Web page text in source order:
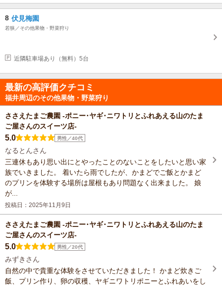
8 伏見梅園
若狭／その他果物・野菜狩り
近隣駐車場あり（無料）5台
最新の高評価クチコミ
福井周辺のその他果物・野菜狩り
ささえたまご農園 -ポニー･ヤギ･ニワトリとふれあえる山のたま
ご屋さんのスイーツ店-
5.0 男性／40代
なるとんさん
三連休もあり思い出にとやったことのないことをしたいと思い家
族でいきました。 着いたら雨でしたが、かまどでご飯とかまど
のプリンを体験する場所は屋根もあり問題なく出来ました。 娘
が...
投稿日：2025年11月9日
ささえたまご農園 -ポニー･ヤギ･ニワトリとふれあえる山のたま
ご屋さんのスイーツ店-
5.0 男性／20代
みずきさん
自然の中で貴重な体験をさせていただきました！ かまど炊きご
飯、プリン作り、卵の収穫、ヤギニワトリポニーとふれあいをし